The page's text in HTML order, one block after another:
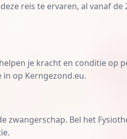
reis te ervaren, al vanaf de
je kracht en conditie op
op Kerngezond.eu.
zwangerschap. Bel het